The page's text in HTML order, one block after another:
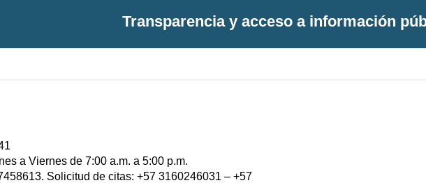
Transparencia y acceso a información
a Viernes de 7:00 a.m. a 5:00 p.m.
Solicitud de citas: +57 3160246031 – +57